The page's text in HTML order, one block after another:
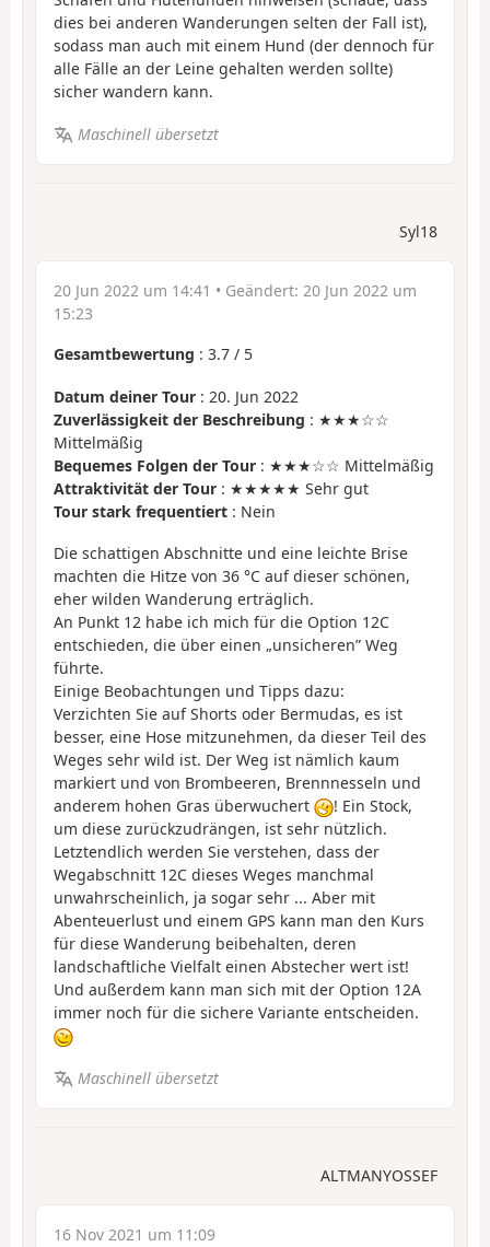
dies bei anderen Wanderungen selten der Fall ist),
sodass man auch mit einem Hund (der dennoch für
alle Fälle an der Leine gehalten werden sollte)
sicher wandern kann.
Maschinell übersetzt
Syl18
20 Jun 2022 um 14:41 • Geändert: 20 Jun 2022 um
15:23
Gesamtbewertung : 3.7 / 5
Datum deiner Tour : 20. Jun 2022
Zuverlässigkeit der Beschreibung : ★★★☆☆
Mittelmäßig
Bequemes Folgen der Tour : ★★★☆☆ Mittelmäßig
Attraktivität der Tour : ★★★★★ Sehr gut
Tour stark frequentiert : Nein
Die schattigen Abschnitte und eine leichte Brise
machten die Hitze von 36 °C auf dieser schönen,
eher wilden Wanderung erträglich.
An Punkt 12 habe ich mich für die Option 12C
entschieden, die über einen „unsicheren” Weg
führte.
Einige Beobachtungen und Tipps dazu:
Verzichten Sie auf Shorts oder Bermudas, es ist
besser, eine Hose mitzunehmen, da dieser Teil des
Weges sehr wild ist. Der Weg ist nämlich kaum
markiert und von Brombeeren, Brennnesseln und
anderem hohen Gras überwuchert
! Ein Stock,
um diese zurückzudrängen, ist sehr nützlich.
Letztendlich werden Sie verstehen, dass der
Wegabschnitt 12C dieses Weges manchmal
unwahrscheinlich, ja sogar sehr ... Aber mit
Abenteuerlust und einem GPS kann man den Kurs
für diese Wanderung beibehalten, deren
landschaftliche Vielfalt einen Abstecher wert ist!
Und außerdem kann man sich mit der Option 12A
immer noch für die sichere Variante entscheiden.
Maschinell übersetzt
ALTMANYOSSEF
16 Nov 2021 um 11:09